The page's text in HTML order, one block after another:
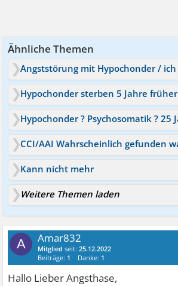
Ähnliche Themen
Hypochonder sterben 5 Jahre früher
Kann nicht mehr
Weitere Themen laden
A Amar832
Mitglied seit:25.12.2022
Beiträge: 1 Danke: 1
Hallo Lieber Angsthase,